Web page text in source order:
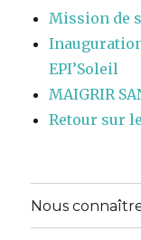
Mission de
EPI’Soleil
MAIGRIR
Retour sur
Nous